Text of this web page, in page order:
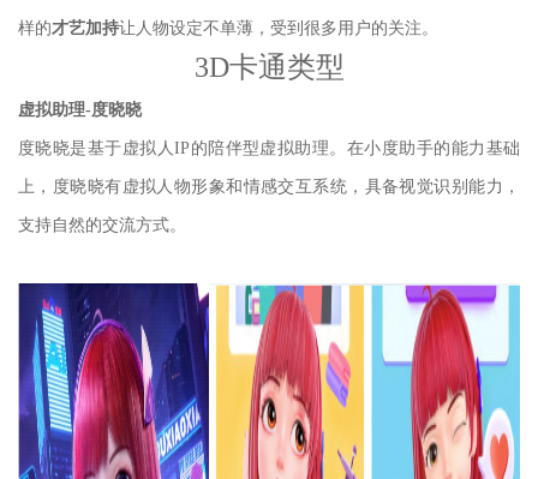
样的才艺加持让人物设定不单薄，受到很多用户的关注。
3D卡通类型
虚拟助理-度晓晓
度晓晓是基于虚拟人IP的陪伴型虚拟助理。在小度助手的能力基础
上，度晓晓有虚拟人物形象和情感交互系统，具备视觉识别能力，
支持自然的交流方式。